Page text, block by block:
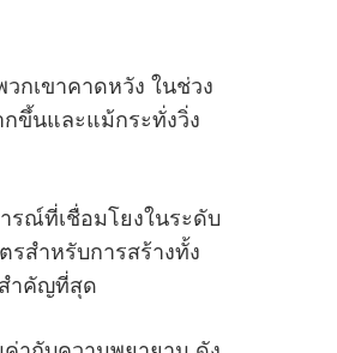
กเขาคาดหวัง ในช่วง
ขึ้นและแม้กระทั่งวิ่ง
รณ์ที่เชื่อมโยงในระดับ
สําหรับการสร้างทั้ง
าคัญที่สุด